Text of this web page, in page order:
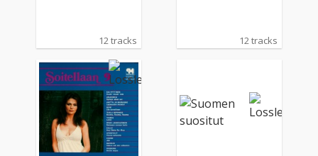
12 tracks 12 tracks